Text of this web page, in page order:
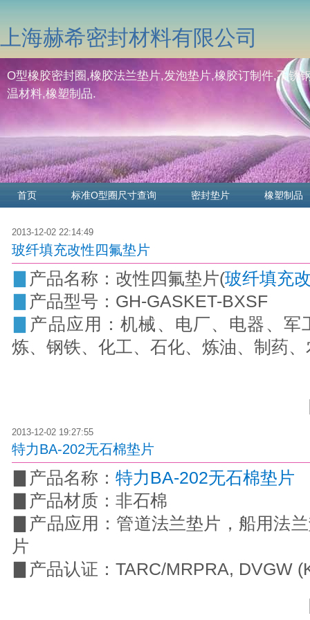
上海赫希密封材料有限公司
O型橡胶密封圈,橡胶法兰垫片,发泡垫片,橡胶订制件,不锈
温材料,橡塑制品.
首页 标准O型圈尺寸查询 密封垫片 橡塑制品
2013-12-02 22:14:49
玻纤填充改性四氟垫片
▊ 产品名称：改性四氟垫片(玻纤填充
▊ 产品型号：GH-GASKET-BXSF
▊ 产品应用：机械、电厂、电器、军
炼、钢铁、化工、石化、炼油、制药
2013-12-02 19:27:55
特力BA-202无石棉垫片
产品名称：特力BA-202无石棉垫片
产品材质：非石棉
产品应用：管道法兰垫片，船用法
片
产品认证：TARC/MRPRA, DVGW